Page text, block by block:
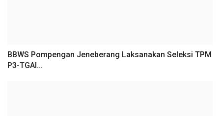
BBWS Pompengan Jeneberang Laksanakan Seleksi TPM
P3-TGAI...